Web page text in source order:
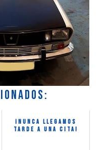
¡Nunca llegamos
tarde a una cita!